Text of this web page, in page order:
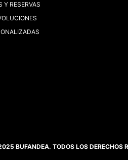
Y RESERVAS
BUFANDEA. TODOS LOS DERECHOS